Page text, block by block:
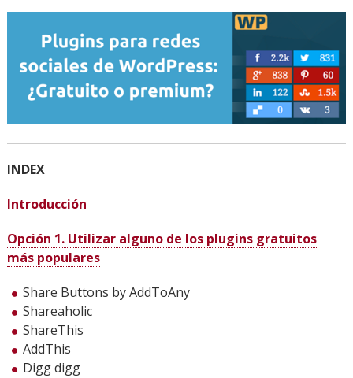
INDEX
Introducción
Opción 1. Utilizar alguno de los plugins gratuitos
más populares
Share Buttons by AddToAny
Shareaholic
ShareThis
AddThis
Digg digg